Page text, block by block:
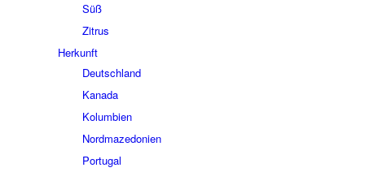
Süß
Zitrus
Herkunft
Deutschland
Kanada
Kolumbien
Nordmazedonien
Portugal